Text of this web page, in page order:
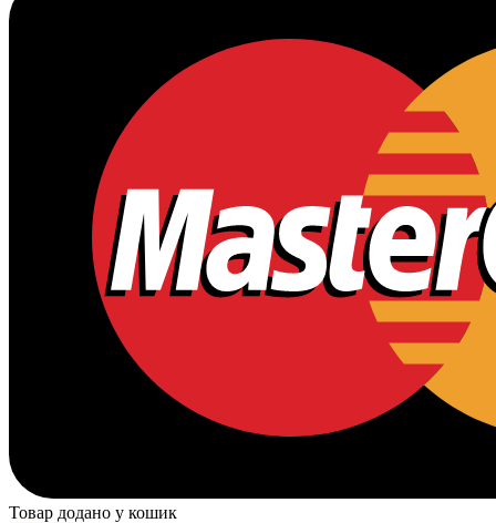
Товар додано у кошик